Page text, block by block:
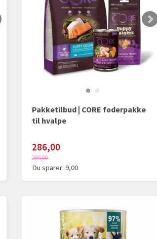
Pakketilbud | CORE foderpakke
til hvalpe
286,00
295,00
Du sparer:9,00